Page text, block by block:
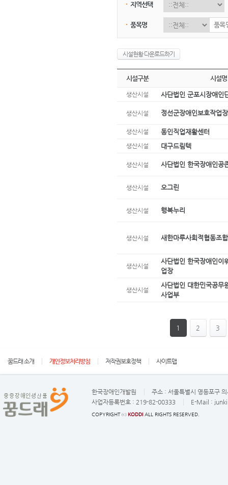
지역선택
품목명
시설현황 다운로드하기
시설구분 시설명
생산시설 사단법인 군포시장애인
생산시설 정선군장애인보호작업장
생산시설 동인직업재활센터
생산시설 대구드림텍
생산시설 사단법인 한국장애인공
생산시설 오그린
생산시설 행복누리
생산시설 새한마루사회적협동조
생산시설
사단법인 한국장애인이
업장
생산시설
사단법인 대한민국공무
사업부
1 2 3
꿈드래 소개 개인정보처리방침 저작권보호정책 사이트맵
한국장애인개발원 주소 : 서울특별시 영등포구
사업자등록번호 : 219-82-00333 E-Mail :
COPYRIGHT ⓒ KODDI ALL RIGHTS RESERVED.